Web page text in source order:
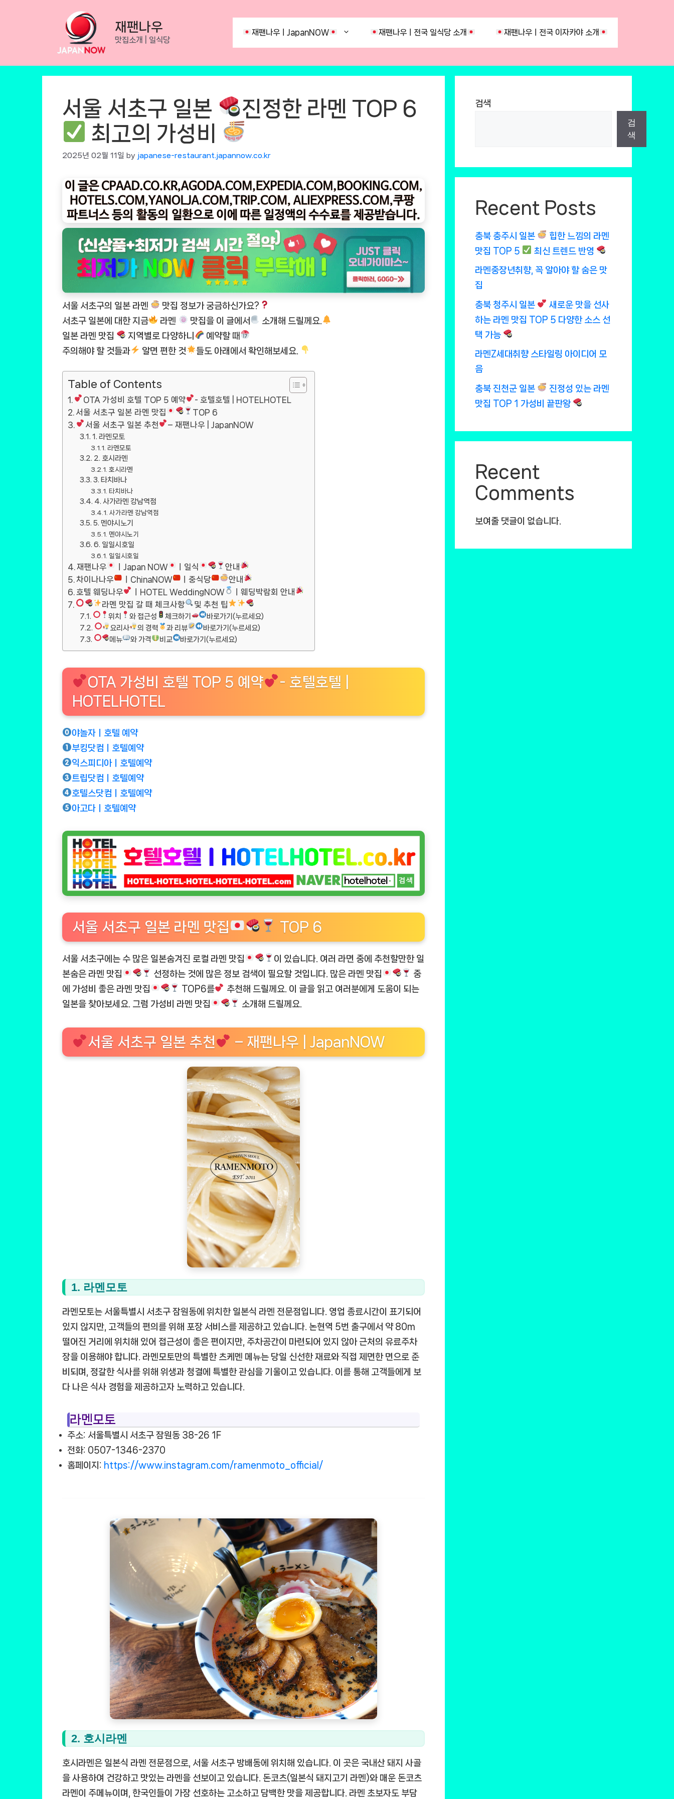
재팬나우
맛집소개 | 일식당
재팬나우ㅣJapanNOW 재팬나우ㅣ전국 일식당 소개 재팬나우ㅣ전국 이자카야 소개
서울 서초구 일본
진정한 라멘 TOP 6
최고의 가성비
2025년 02월 11일 by japanese-restaurant.japannow.co.kr
서울 서초구의 일본 라멘
맛집 정보가 궁금하신가요?
서초구 일본에 대한 지금
라멘 맛집을 이 글에서
소개해 드릴께요.
일본 라멘 맛집
지역별로 다양하니
예약할 때
주의해야 할 것들과
알면 편한 것 들도 아래에서 확인해보세요.
Table of Contents
OTA 가성비 호텔 TOP 5 예약
- 호텔호텔 | HOTELHOTEL
서울 서초구 일본 라멘 맛집
TOP 6
서울 서초구 일본 추천
– 재팬나우 | JapanNOW
1. 라멘모토
라멘모토
2. 호시라멘
호시라멘
3. 타치바나
타치바나
4. 사가라멘 강남역점
사가라멘 강남역점
5. 멘야시노기
멘야시노기
6. 일일시호일
일일시호일
재팬나우 ㅣJapan NOW ㅣ일식
안내
차이나나우
ㅣChinaNOW ㅣ중식당
안내
호텔 웨딩나우
ㅣHOTEL WeddingNOW
ㅣ웨딩박람회 안내
라멘 맛집 갈 때 체크사항
및 추천 팁
위치 와 접근성 체크하기
바로가기(누르세요)
요리사
의 경력 과 리뷰
바로가기(누르세요)
메뉴
와 가격 비교 바로가기(누르세요)
OTA 가성비 호텔 TOP 5 예약
- 호텔호텔 |
HOTELHOTEL
야놀자ㅣ호텔 예약
부킹닷컴ㅣ호텔예약
익스피디아ㅣ호텔예약
트립닷컴ㅣ호텔예약
호텔스닷컴ㅣ호텔예약
아고다ㅣ호텔예약
서울 서초구 일본 라멘 맛집 TOP 6
서울 서초구에는 수 많은 일본숨겨진 로컬 라멘 맛집
이 있습니다. 여러 라면 중에 추천할만한 일
본숨은 라멘 맛집
선정하는 것에 많은 정보 검색이 필요할 것입니다. 많은 라멘 맛집
중
에 가성비 좋은 라멘 맛집
TOP6를
추천해 드릴께요. 이 글을 읽고 여러분에게 도움이 되는
일본을 찾아보세요. 그럼 가성비 라멘 맛집
소개해 드릴께요.
서울 서초구 일본 추천 – 재팬나우 | JapanNOW
1. 라멘모토
라멘모토는 서울특별시 서초구 잠원동에 위치한 일본식 라멘 전문점입니다. 영업 종료시간이 표기되어
있지 않지만, 고객들의 편의를 위해 포장 서비스를 제공하고 있습니다. 논현역 5번 출구에서 약 80m
떨어진 거리에 위치해 있어 접근성이 좋은 편이지만, 주차공간이 마련되어 있지 않아 근처의 유료주차
장을 이용해야 합니다. 라멘모토만의 특별한 츠케멘 메뉴는 당일 신선한 재료와 직접 제면한 면으로 준
비되며, 정갈한 식사를 위해 위생과 청결에 특별한 관심을 기울이고 있습니다. 이를 통해 고객들에게 보
다 나은 식사 경험을 제공하고자 노력하고 있습니다.
라멘모토
주소: 서울특별시 서초구 잠원동 38-26 1F
전화: 0507-1346-2370
홈페이지: https://www.instagram.com/ramenmoto_official/
2. 호시라멘
호시라멘은 일본식 라멘 전문점으로, 서울 서초구 방배동에 위치해 있습니다. 이 곳은 국내산 돼지 사골
을 사용하여 건강하고 맛있는 라멘을 선보이고 있습니다. 돈코츠(일본식 돼지고기 라멘)와 매운 돈코츠
라멘이 주메뉴이며, 한국인들이 가장 선호하는 고소하고 담백한 맛을 제공합니다. 라멘 초보자도 부담
검색
검
색
Recent Posts
충북 충주시 일본
힙한 느낌의 라멘
맛집 TOP 5
최신 트렌드 반영
라멘중장년취향, 꼭 알아야 할 숨은 맛
집
충북 청주시 일본
새로운 맛을 선사
하는 라멘 맛집 TOP 5 다양한 소스 선
택 가능
라멘Z세대취향 스타일링 아이디어 모
음
충북 진천군 일본
진정성 있는 라멘
맛집 TOP 1 가성비 끝판왕
Recent
Comments
보여줄 댓글이 없습니다.